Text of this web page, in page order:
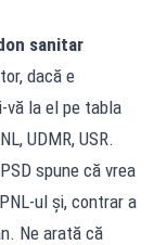
sanitar
dacă e
vă la el pe tabla
UDMR, USR.
spune că vrea
ul și, contrar a
Ne arată că